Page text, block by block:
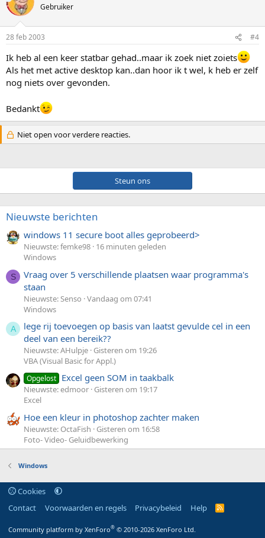
Gebruiker
28 feb 2003 #4
Ik heb al een keer statbar gehad..maar ik zoek niet zoiets
Als het met active desktop kan..dan hoor ik t wel, k heb er zelf
nog niets over gevonden.
Bedankt
Niet open voor verdere reacties.
Steun ons
Nieuwste berichten
windows 11 secure boot alles geprobeerd>
Nieuwste: femke98 16 minuten geleden
Windows
S
Vraag over 5 verschillende plaatsen waar programma's
staan
Nieuwste: Senso Vandaag om 07:41
Windows
A
lege rij toevoegen op basis van laatst gevulde cel in een
deel van een bereik??
Nieuwste: AHulpje Gisteren om 19:26
VBA (Visual Basic for Appl.)
Opgelost Excel geen SOM in taakbalk
Nieuwste: edmoor Gisteren om 19:17
Excel
Hoe een kleur in photoshop zachter maken
Nieuwste: OctaFish
Gisteren om 16:58
Foto- Video- Geluidbewerking
Windows
Cookies
Contact
Voorwaarden en regels Privacybeleid Help
R
S
Community platform by XenForo® © 2010-2026 XenForo Ltd.